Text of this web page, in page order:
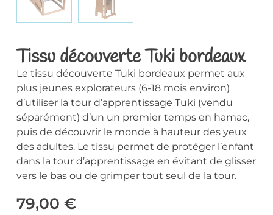
Tissu découverte Tuki bordeaux
Le tissu découverte Tuki bordeaux permet aux
plus jeunes explorateurs (6-18 mois environ)
d’utiliser la tour d’apprentissage Tuki (vendu
séparément) d’un un premier temps en hamac,
puis de découvrir le monde à hauteur des yeux
des adultes. Le tissu permet de protéger l’enfant
dans la tour d’apprentissage en évitant de glisser
vers le bas ou de grimper tout seul de la tour.
79,00 €